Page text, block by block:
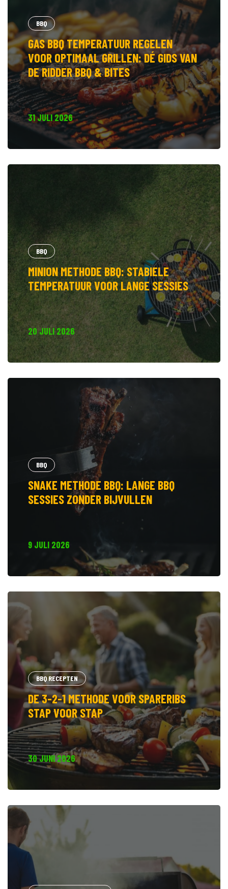
BBQ
GAS BBQ TEMPERATUUR REGELEN
VOOR OPTIMAAL GRILLEN: DÉ GIDS VAN
DE RIDDER BBQ & BITES
31 JULI 2026
BBQ
MINION METHODE BBQ: STABIELE
TEMPERATUUR VOOR LANGE SESSIES
20 JULI 2026
BBQ
SNAKE METHODE BBQ: LANGE BBQ
SESSIES ZONDER BIJVULLEN
9 JULI 2026
BBQ RECEPTEN
DE 3-2-1 METHODE VOOR SPARERIBS
STAP VOOR STAP
30 JUNI 2026